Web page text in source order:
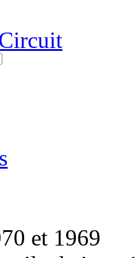
et 1969